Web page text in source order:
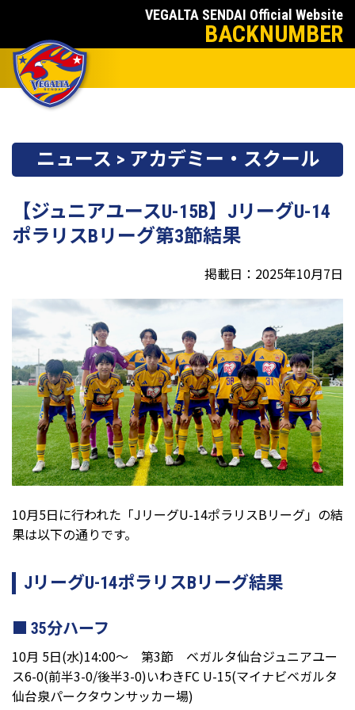
VEGALTA SENDAI Official Website
BACKNUMBER
ニュース > アカデミー・スクール
【ジュニアユースU-15B】JリーグU-14
ポラリスBリーグ第3節結果
掲載日：2025年10月7日
10月5日に行われた「JリーグU-14ポラリスBリーグ」の結
果は以下の通りです。
JリーグU-14ポラリスBリーグ結果
35分ハーフ
10月 5日(水)14:00～ 第3節 ベガルタ仙台ジュニアユー
ス6-0(前半3-0/後半3-0)いわきFC U-15(マイナビベガルタ
仙台泉パークタウンサッカー場)